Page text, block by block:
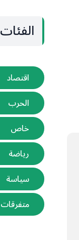
الفئات
اقتصاد
الحرب
خاص
رياضة
سياسة
متفرقات